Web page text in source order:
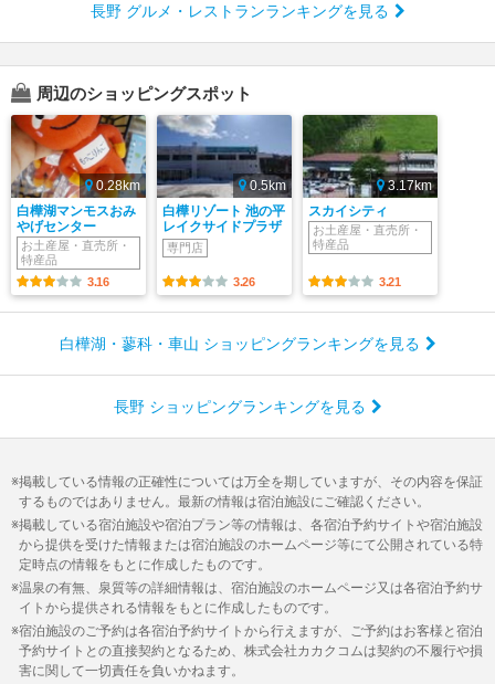
長野 グルメ・レストランランキングを見る
周辺のショッピングスポット
0.28km
白樺湖マンモスおみ
やげセンター
お土産屋・直売所・
特産品
3.16
0.5km
白樺リゾート 池の平
レイクサイドプラザ
専門店
3.26
3.17km
スカイシティ
お土産屋・直売所・
特産品
3.21
白樺湖・蓼科・車山 ショッピングランキングを見る
長野 ショッピングランキングを見る
掲載している情報の正確性については万全を期していますが、その内容を保証
するものではありません。最新の情報は宿泊施設にご確認ください。
掲載している宿泊施設や宿泊プラン等の情報は、各宿泊予約サイトや宿泊施設
から提供を受けた情報または宿泊施設のホームページ等にて公開されている特
定時点の情報をもとに作成したものです。
温泉の有無、泉質等の詳細情報は、宿泊施設のホームページ又は各宿泊予約サ
イトから提供される情報をもとに作成したものです。
宿泊施設のご予約は各宿泊予約サイトから行えますが、ご予約はお客様と宿泊
予約サイトとの直接契約となるため、株式会社カカクコムは契約の不履行や損
害に関して一切責任を負いかねます。